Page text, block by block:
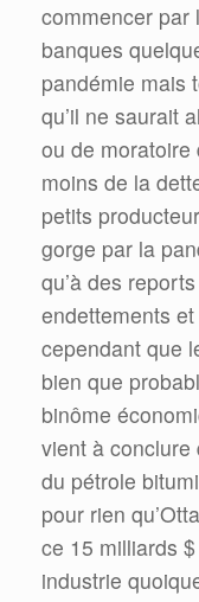
commencer par
banques
pandémie mais
qu’il ne saurait
ou de moratoire
moins de la
petits
gorge par la
qu’à des
endettements
cependant que
bien que
binôme
vient à conclure
du pétrole
pour rien
ce 15 milliards
industrie